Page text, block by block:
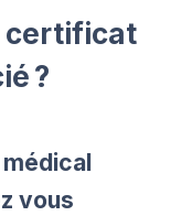
certificat
?
vous